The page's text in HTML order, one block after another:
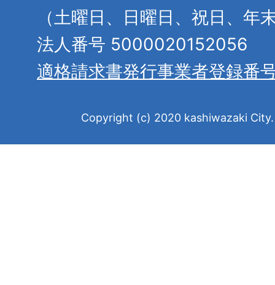
（土曜日、日曜日、祝日、年
法人番号 5000020152056
適格請求書発行事業者登録番
Copyright (c) 2020 kashiwazaki